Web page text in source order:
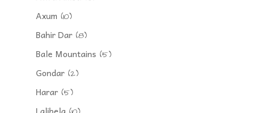
Axum (10)
Bahir Dar(8)
Bale Mountains (5)
Gondar(2)
Harar(5)